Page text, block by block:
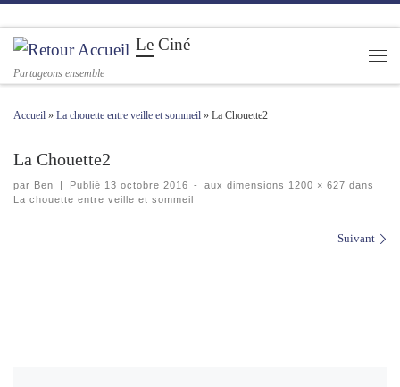
Passer au contenu
Le Ciné
Partageons ensemble
Accueil » La chouette entre veille et sommeil » La Chouette2
La Chouette2
par Ben | Publié 13 octobre 2016 - aux dimensions 1200 × 627 dans
La chouette entre veille et sommeil
Suivant